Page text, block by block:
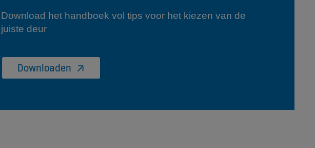
Download het handboek vol tips voor het kiezen van de
juiste deur
Downloaden